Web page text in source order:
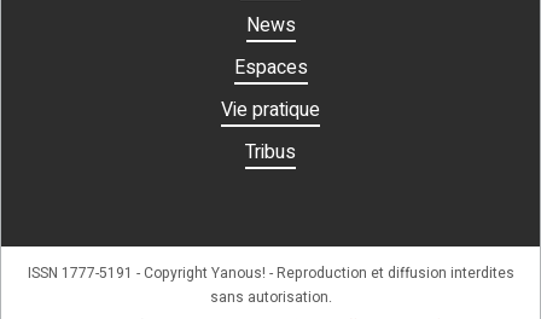
News
Espaces
Vie pratique
Tribus
ISSN 1777-5191 - Copyright Yanous! - Reproduction et diffusion interdites
sans autorisation.